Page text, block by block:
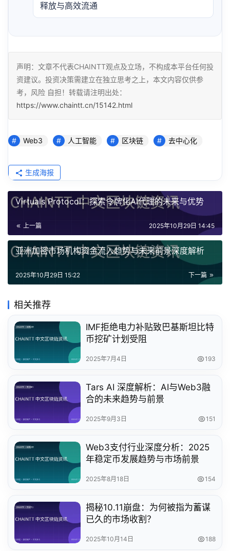
释放与高效流通
声明：文章不代表CHAINTT观点及立场，不构成本平台任何投
资建议。投资决策需建立在独立思考之上，本文内容仅供参
考，风险 自担！转载请注明出处：
https://www.chaintt.cn/15142.html
Web3 人工智能 区块链 去中心化
生成海报
Virtuals Protocol：探索令牌化AI代理的未来与优势
上一篇 2025年10月29日 14:45
亚洲加密市场机构资金流入趋势与未来前景深度解析
下一篇
2025年10月29日 15:22
相关推荐
IMF拒绝电力补贴致巴基斯坦比特
币挖矿计划受阻
2025年7月4日 193
Tars AI 深度解析：AI与Web3融
合的未来趋势与前景
2025年9月3日 151
Web3支付行业深度分析：2025
年稳定币发展趋势与市场前景
2025年8月18日 154
揭秘10.11崩盘：为何被指为蓄谋
已久的市场收割？
2025年10月14日 188